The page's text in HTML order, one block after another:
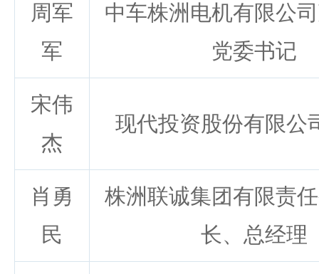
周军
军
中车株洲电机有限公
党委书记
宋伟
杰
现代投资股份有限公
肖勇
民
株洲联诚集团有限责
长、总经理